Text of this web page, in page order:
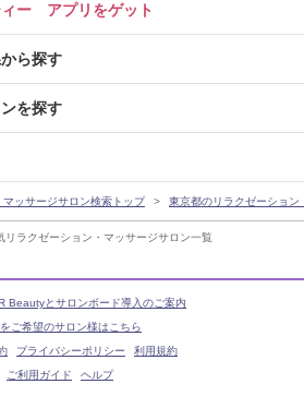
リラクゼーション・マッサージサロン一覧
ー アプリをゲット
ら探す
を探す
マッサージサロン検索トップ 東京都のリラクゼーション
Beautyとサロンボード導入のご案内
ご希望のサロン様はこちら
プライバシーポリシー
利用規約
ご利用ガイド
ヘルプ